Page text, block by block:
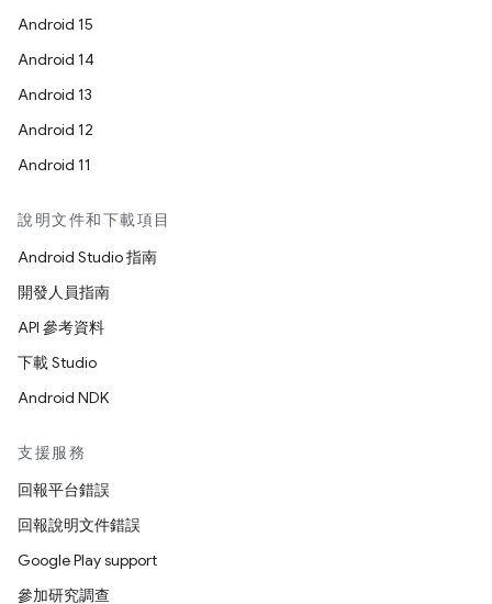
Android 15
Android 14
Android 13
Android 12
Android 11
說明文件和下載項目
Android Studio 指南
開發人員指南
API 參考資料
下載 Studio
Android NDK
支援服務
回報平台錯誤
回報說明文件錯誤
Google Play support
參加研究調查